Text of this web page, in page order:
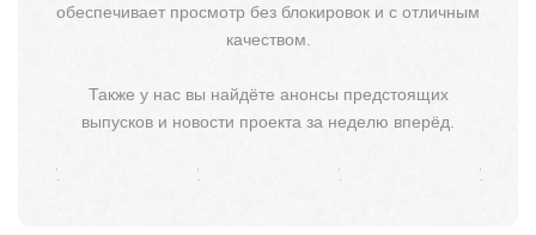
обеспечивает просмотр без блокировок и с отличным
качеством.
Также у нас вы найдёте анонсы предстоящих
выпусков и новости проекта за неделю вперёд.